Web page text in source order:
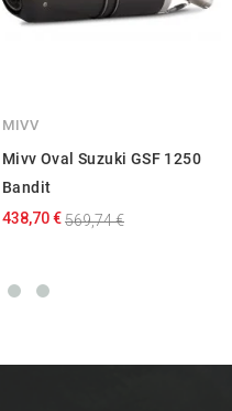
MIVV
Mivv Oval Suzuki GSF 1250
Bandit
438,70 €569,74 €